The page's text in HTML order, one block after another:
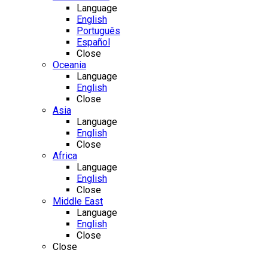
Language
English
Português
Español
Close
Oceania
Language
English
Close
Asia
Language
English
Close
Africa
Language
English
Close
Middle East
Language
English
Close
Close